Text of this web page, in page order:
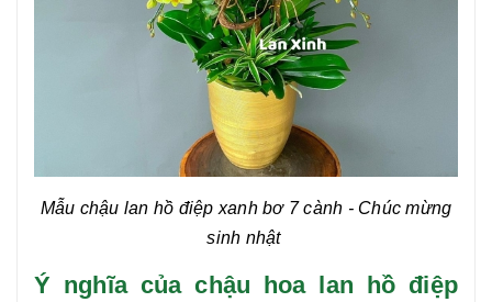
Mẫu chậu lan hồ điệp xanh bơ 7 cành - Chúc mừng
sinh nhật
Ý nghĩa của chậu hoa lan hồ điệp